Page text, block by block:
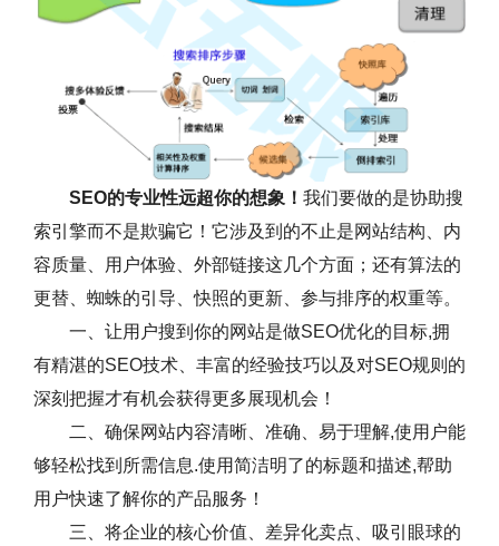
SEO的专业性远超你的想象！ 我们要做的是协助搜
索引擎而不是欺骗它！它涉及到的不止是网站结构、内
容质量、用户体验、外部链接这几个方面；还有算法的
更替、蜘蛛的引导、快照的更新、参与排序的权重等。
一、让用户搜到你的网站是做SEO优化的目标,拥
有精湛的SEO技术、丰富的经验技巧以及对SEO规则的
深刻把握才有机会获得更多展现机会！
二、确保网站内容清晰、准确、易于理解,使用户能
够轻松找到所需信息.使用简洁明了的标题和描述,帮助
用户快速了解你的产品服务！
三、将企业的核心价值、差异化卖点、吸引眼球的